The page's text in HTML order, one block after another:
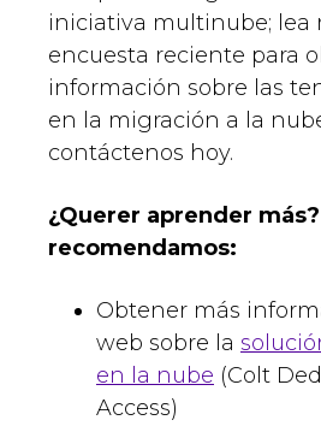
iniciativa multinube; lea
encuesta reciente para
información sobre las
en la migración a la
contáctenos hoy.
¿Querer aprender
recomendamos:
Obtener más
web sobre la
en la nube (Colt
Access)